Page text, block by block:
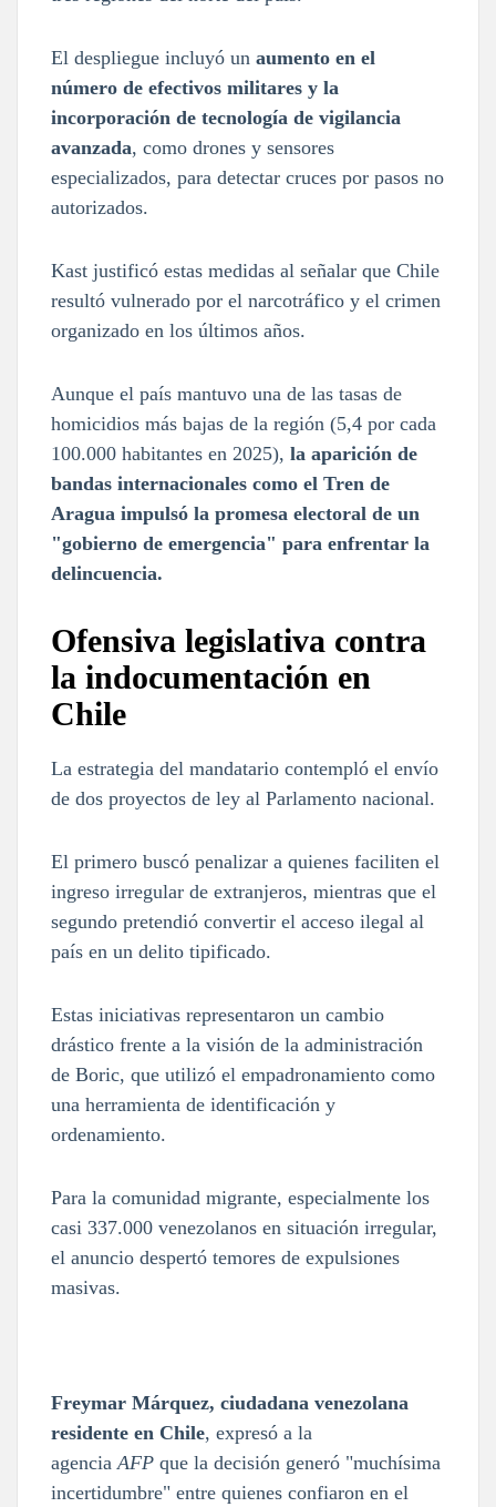
El despliegue incluyó un aumento en el
número de efectivos militares y la
incorporación de tecnología de vigilancia
avanzada, como drones y sensores
especializados, para detectar cruces por pasos no
autorizados.
Kast justificó estas medidas al señalar que Chile
resultó vulnerado por el narcotráfico y el crimen
organizado en los últimos años.
Aunque el país mantuvo una de las tasas de
homicidios más bajas de la región (5,4 por cada
100.000 habitantes en 2025), la aparición de
bandas internacionales como el Tren de
Aragua impulsó la promesa electoral de un
"gobierno de emergencia" para enfrentar la
delincuencia.
Ofensiva legislativa contra
la indocumentación en
Chile
La estrategia del mandatario contempló el envío
de dos proyectos de ley al Parlamento nacional.
El primero buscó penalizar a quienes faciliten el
ingreso irregular de extranjeros, mientras que el
segundo pretendió convertir el acceso ilegal al
país en un delito tipificado.
Estas iniciativas representaron un cambio
drástico frente a la visión de la administración
de Boric, que utilizó el empadronamiento como
una herramienta de identificación y
ordenamiento.
Para la comunidad migrante, especialmente los
casi 337.000 venezolanos en situación irregular,
el anuncio despertó temores de expulsiones
masivas.
Freymar Márquez, ciudadana venezolana
residente en Chile, expresó a la
agencia AFP que la decisión generó "muchísima
incertidumbre" entre quienes confiaron en el